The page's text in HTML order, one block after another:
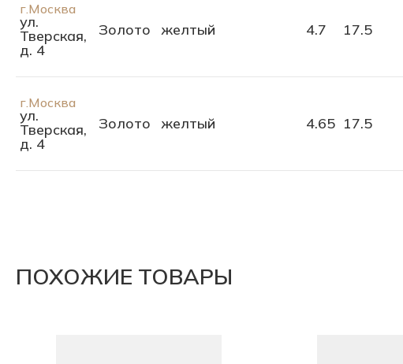
г.Москва
ул.
Тверская,
д. 4
Золото желтый 4.7 17.5
г.Москва
ул.
Тверская,
д. 4
Золото желтый 4.65 17.5
ПОХОЖИЕ ТОВАРЫ